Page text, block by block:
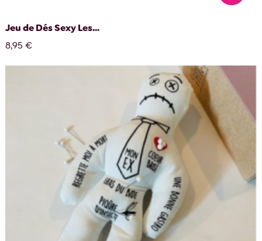
Jeu de Dés Sexy Les...
8,95 €